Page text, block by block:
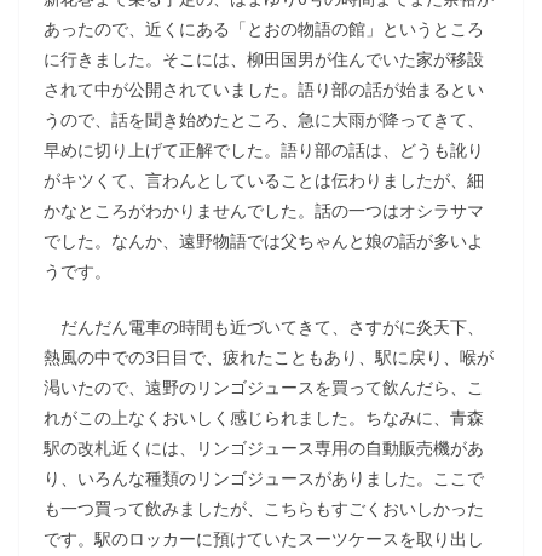
あったので、近くにある「とおの物語の館」というところ
に行きました。そこには、柳田国男が住んでいた家が移設
されて中が公開されていました。語り部の話が始まるとい
うので、話を聞き始めたところ、急に大雨が降ってきて、
早めに切り上げて正解でした。語り部の話は、どうも訛り
がキツくて、言わんとしていることは伝わりましたが、細
かなところがわかりませんでした。話の一つはオシラサマ
でした。なんか、遠野物語では父ちゃんと娘の話が多いよ
うです。
だんだん電車の時間も近づいてきて、さすがに炎天下、
熱風の中での3日目で、疲れたこともあり、駅に戻り、喉が
渇いたので、遠野のリンゴジュースを買って飲んだら、こ
れがこの上なくおいしく感じられました。ちなみに、青森
駅の改札近くには、リンゴジュース専用の自動販売機があ
り、いろんな種類のリンゴジュースがありました。ここで
も一つ買って飲みましたが、こちらもすごくおいしかった
です。駅のロッカーに預けていたスーツケースを取り出し